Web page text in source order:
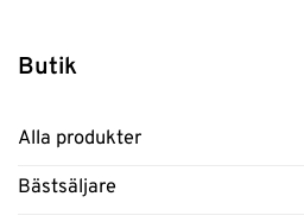
Butik
Alla produkter
Bästsäljare